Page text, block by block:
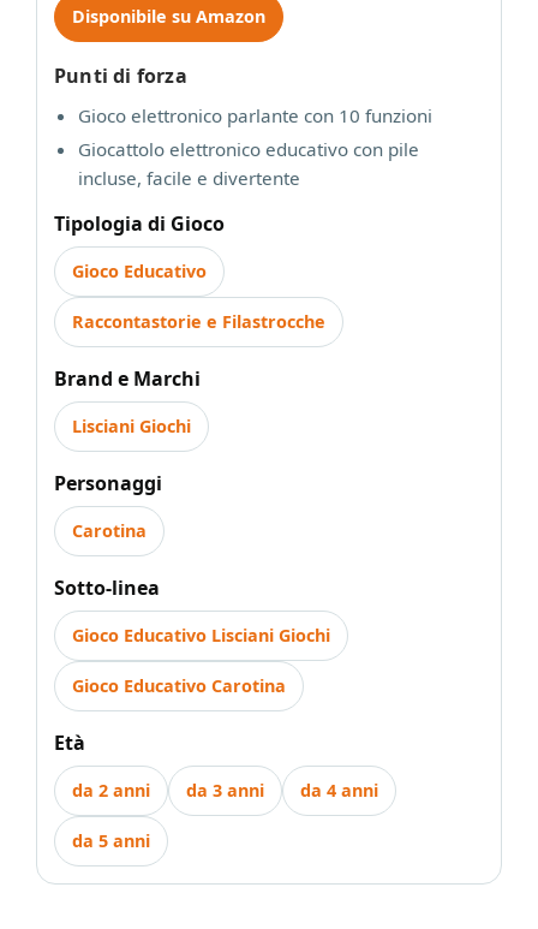
Disponibile su Amazon
Punti di forza
Gioco elettronico parlante con 10 funzioni
Giocattolo elettronico educativo con pile
incluse, facile e divertente
Tipologia di Gioco
Gioco Educativo
Raccontastorie e Filastrocche
Brand e Marchi
Lisciani Giochi
Personaggi
Carotina
Sotto-linea
Gioco Educativo Lisciani Giochi
Gioco Educativo Carotina
Età
da 2 anni da 3 anni da 4 anni
da 5 anni